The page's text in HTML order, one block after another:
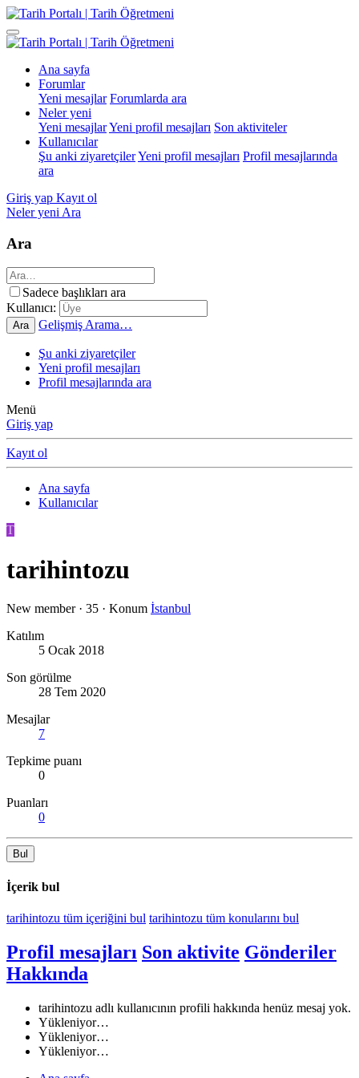
Ana sayfa
Forumlar
Yeni mesajlar Forumlarda ara
Neler yeni
Yeni mesajlarYeni profil mesajları Son aktiviteler
Kullanıcılar
Şu anki ziyaretçilerYeni profil mesajları Profil mesajlarında
ara
Giriş yap Kayıt ol
Neler yeni Ara
Ara
Sadece başlıkları ara
Kullanıcı:
Ara Gelişmiş Arama…
Şu anki ziyaretçiler
Yeni profil mesajları
Profil mesajlarında ara
Menü
Giriş yap
Kayıt ol
Ana sayfa
Kullanıcılar
T
tarihintozu
New member · 35 · Konum İstanbul
Katılım
5 Ocak 2018
Son görülme
28 Tem 2020
Mesajlar
7
Tepkime puanı
0
Puanları
0
Bul
İçerik bul
tarihintozu tüm içeriğini bul tarihintozu tüm konularını bul
Profil mesajları Son aktivite Gönderiler
Hakkında
tarihintozu adlı kullanıcının profili hakkında henüz mesaj yok.
Yükleniyor…
Yükleniyor…
Yükleniyor…